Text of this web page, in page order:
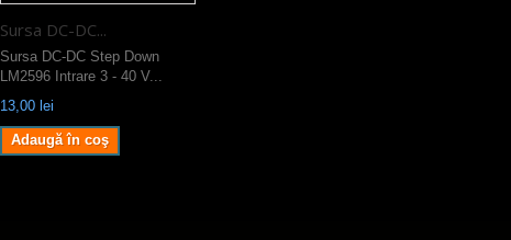
Sursa DC-DC...
Sursa DC-DC Step Down
LM2596 Intrare 3 - 40 V...
13,00 lei
Adaugă în coş